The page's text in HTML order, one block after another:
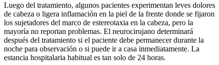
Luego del tratamiento, algunos pacientes experimentan leves dolores
de cabeza o ligera inflamación en la piel de la frente donde se fijaron
los sujetadores del marco de estereotaxia en la cabeza, pero la
mayoría no reportan problemas. El neurocirujano determinará
después del tratamiento si el paciente debe permanecer durante la
noche para observación o si puede ir a casa inmediatamente. La
estancia hospitalaria habitual es tan solo de 24 horas.